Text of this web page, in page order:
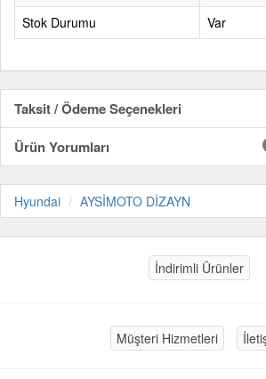
Stok Durumu
Var
Taksit / Ödeme Seçenekleri
Ürün Yorumları
Hyundai AYSİMOTO DİZAYN
İndirimli Ürünler
Müşteri Hizmetleri